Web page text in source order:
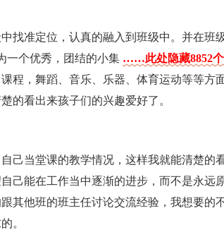
找准定位，认真的融入到班级中。并在班
一个优秀，团结的小集 ……此处隐藏8852
程，舞蹈、音乐、乐器、体育运动等等方
的看出来孩子们的兴趣爱好了。
己当堂课的教学情况，这样我就能清楚的
己能在工作当中逐渐的进步，而不是永远
其他班的班主任讨论交流经验，我想要的
。